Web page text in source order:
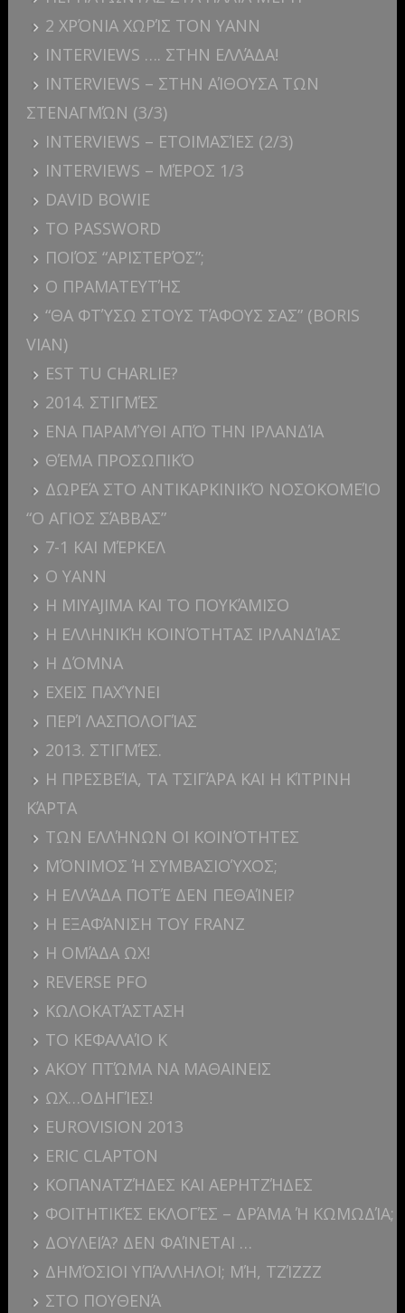
2 ΧΡΌΝΙΑ ΧΩΡΊΣ ΤΟΝ YANN
INTERVIEWS …. ΣΤΗΝ ΕΛΛΆΔΑ!
INTERVIEWS – ΣΤΗΝ ΑΊΘΟΥΣΑ ΤΩΝ
ΣΤΕΝΑΓΜΏΝ (3/3)
INTERVIEWS – ΕΤΟΙΜΑΣΊΕΣ (2/3)
INTERVIEWS – ΜΈΡΟΣ 1/3
DAVID BOWIE
ΤΟ PASSWORD
ΠΟΙΌΣ “ΑΡΙΣΤΕΡΌΣ”;
Ο ΠΡΑΜΑΤΕΥΤΉΣ
“ΘΑ ΦΤΎΣΩ ΣΤΟΥΣ ΤΆΦΟΥΣ ΣΑΣ” (BORIS
VIAN)
EST TU CHARLIE?
2014. ΣΤΙΓΜΈΣ
ΕΝΑ ΠΑΡΑΜΎΘΙ ΑΠΌ ΤΗΝ ΙΡΛΑΝΔΊΑ
ΘΈΜΑ ΠΡΟΣΩΠΙΚΌ
ΔΩΡΕΆ ΣΤΟ ΑΝΤΙΚΑΡΚΙΝΙΚΌ ΝΟΣΟΚΟΜΕΊΟ
“Ο ΑΓΙΟΣ ΣΆΒΒΑΣ”
7-1 ΚΑΙ ΜΈΡΚΕΛ
Ο YANN
Η MIYAJIMA ΚΑΙ ΤΟ ΠΟΥΚΆΜΙΣΟ
Η ΕΛΛΗΝΙΚΉ ΚΟΙΝΌΤΗΤΑΣ ΙΡΛΑΝΔΊΑΣ
Η ΔΌΜΝΑ
ΕΧΕΙΣ ΠΑΧΎΝΕΙ
ΠΕΡΊ ΛΑΣΠΟΛΟΓΊΑΣ
2013. ΣΤΙΓΜΈΣ.
Η ΠΡΕΣΒΕΊΑ, ΤΑ ΤΣΙΓΆΡΑ ΚΑΙ Η ΚΊΤΡΙΝΗ
ΚΆΡΤΑ
ΤΩΝ ΕΛΛΉΝΩΝ ΟΙ ΚΟΙΝΌΤΗΤΕΣ
ΜΌΝΙΜΟΣ Ή ΣΥΜΒΑΣΙΟΎΧΟΣ;
Η ΕΛΛΆΔΑ ΠΟΤΈ ΔΕΝ ΠΕΘΑΊΝΕΙ?
Η ΕΞΑΦΆΝΙΣΗ ΤΟΥ FRANZ
Η ΟΜΆΔΑ ΩΧ!
REVERSE PFO
ΚΩΛΟΚΑΤΆΣΤΑΣΗ
ΤΟ ΚΕΦΑΛΑΊΟ Κ
ΑΚΟΥ ΠΤΏΜΑ ΝΑ ΜΑΘΑΙΝΕΙΣ
ΩΧ…ΟΔΗΓΊΕΣ!
EUROVISION 2013
ERIC CLAPTON
ΚΟΠΑΝΑΤΖΉΔΕΣ ΚΑΙ ΑΕΡΗΤΖΉΔΕΣ
ΦΟΙΤΗΤΙΚΈΣ ΕΚΛΟΓΈΣ – ΔΡΆΜΑ Ή ΚΩΜΩΔΊΑ;
ΔΟΥΛΕΙΆ? ΔΕΝ ΦΑΊΝΕΤΑΙ …
ΔΗΜΌΣΙΟΙ ΥΠΆΛΛΗΛΟΙ; ΜΉ, ΤΖΊΖΖΖ
ΣΤΟ ΠΟΥΘΕΝΆ